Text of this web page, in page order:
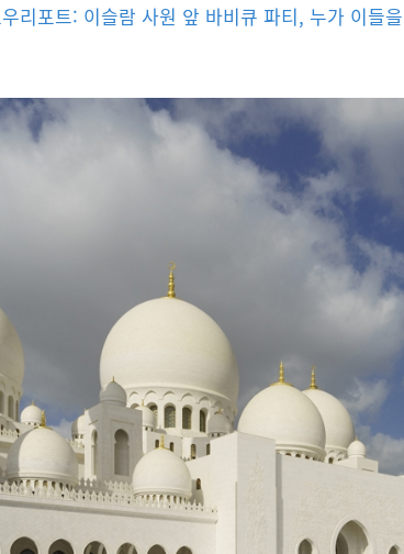
우리포트: 이슬람 사원 앞 바비큐 파티, 누가 이들